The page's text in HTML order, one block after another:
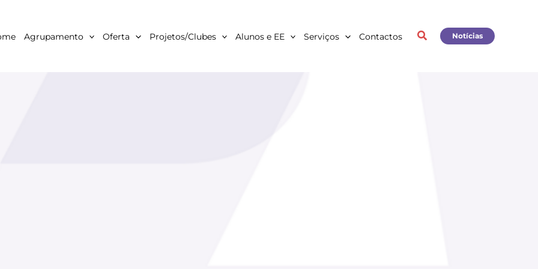
Agrupamento Oferta Projetos/Clubes Alunos e EE Serviços Contactos Notícias